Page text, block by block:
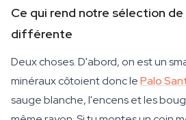
Ce qui rend notre sélection
différente
Deux choses. D'abord, on est un
minéraux côtoient donc lePalo
sauge blanche, l'encens et les